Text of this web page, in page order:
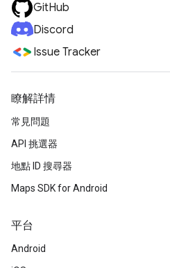
GitHub
Discord
Issue Tracker
瞭解詳情
常見問題
API 挑選器
地點 ID 搜尋器
Maps SDK for Android
平台
Android